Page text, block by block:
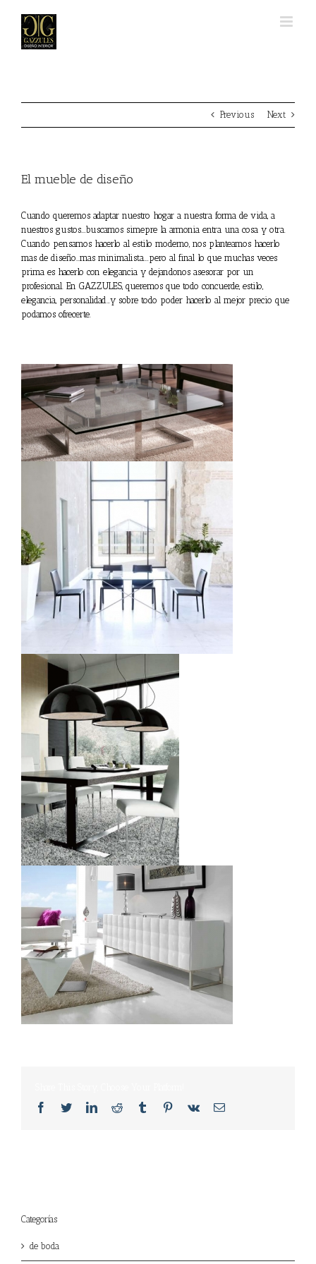
content
Previous Next
El mueble de diseño
Cuando queremos adaptar nuestro hogar a nuestra forma de vida, a
nuestros gustos….buscamos simepre la armonia entra una cosa y otra.
Cuando pensamos hacerlo al estilo moderno, nos planteamos hacerlo
mas de diseño…mas minimalista….pero al final lo que muchas veces
prima es hacerlo con elegancia y dejandonos asesorar por un
profesional. En GAZZULES, queremos que todo concuerde, estilo,
elegancia, personalidad…y sobre todo poder hacerlo al mejor precio que
podamos ofrecerte.
Facebook
TwitterLinkedInReddit Tumblr Pinterest
Vk Email
Categorías
de boda